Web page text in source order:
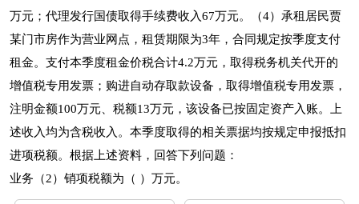
万元；代理发行国债取得手续费收入67万元。（4）承租居民贾
某门市房作为营业网点，租赁期限为3年，合同规定按季度支付
租金。支付本季度租金价税合计4.2万元，取得税务机关代开的
增值税专用发票；购进自动存取款设备，取得增值税专用发票，
注明金额100万元、税额13万元，该设备已按固定资产入账。上
述收入均为含税收入。本季度取得的相关票据均按规定申报抵扣
进项税额。根据上述资料，回答下列问题：
业务（2）销项税额为（ ）万元。